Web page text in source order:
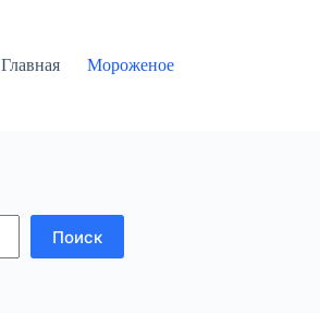
Главная Мороженое
Поиск